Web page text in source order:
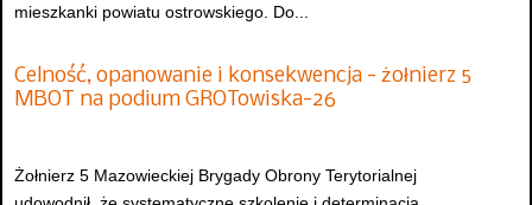
mieszkanki powiatu ostrowskiego. Do...
Celność, opanowanie i konsekwencja - żołnierz 5
MBOT na podium GROTowiska-26
Żołnierz 5 Mazowieckiej Brygady Obrony Terytorialnej